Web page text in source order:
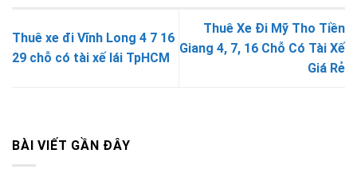
Thuê xe đi Vĩnh Long 4 7 16
29 chỗ có tài xế lái TpHCM
Thuê Xe Đi Mỹ Tho Tiền
Giang 4, 7, 16 Chỗ Có Tài Xế
Giá Rẻ
BÀI VIẾT GẦN ĐÂY